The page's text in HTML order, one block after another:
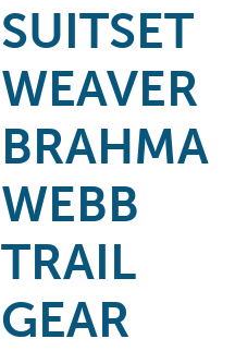
SUITSET
WEAVER
BRAHMA
WEBB
TRAIL
GEAR